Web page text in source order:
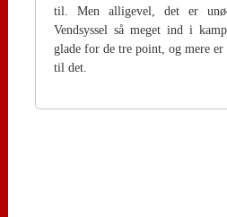
til. Men alligevel, det er
Vendsyssel så meget ind i
glade for de tre point, og mere
til det.